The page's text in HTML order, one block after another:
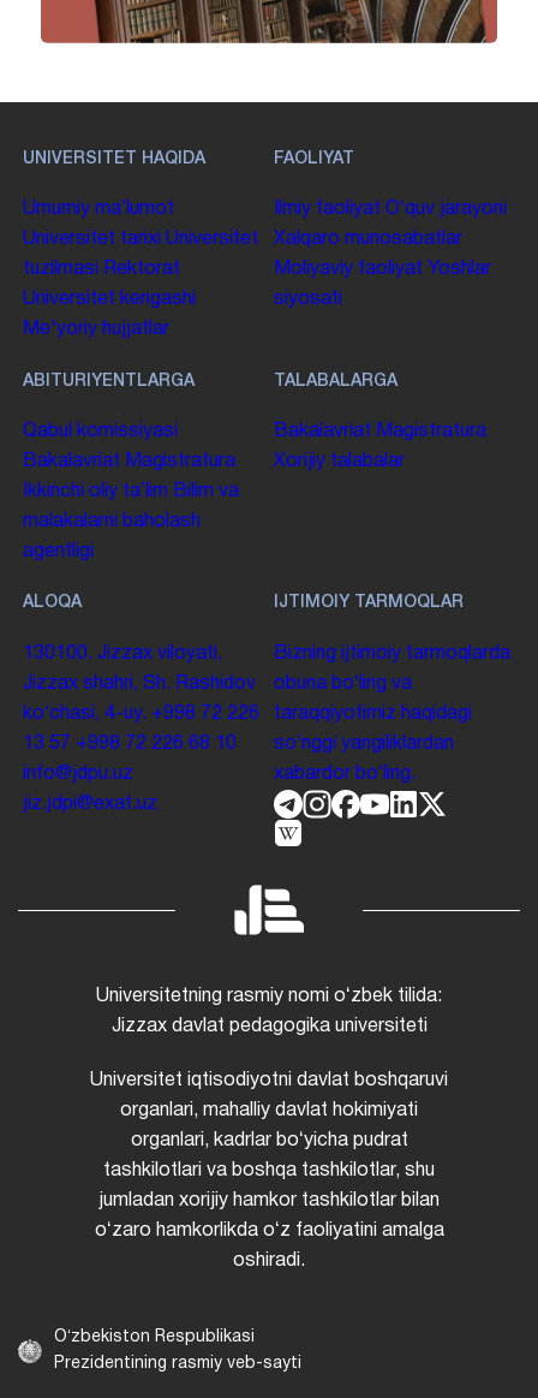
UNIVERSITET HAQIDA
Umumiy maʼlumot
Universitet tarixi Universitet
tuzilmasi
Rektorat
Universitet kengashi
Me'yoriy hujjatlar
FAOLIYAT
Ilmiy faoliyat Oʻquv jarayoni
Xalqaro munosabatlar
Moliyaviy faoliyat Yoshlar
siyosati
ABITURIYENTLARGA
Qabul komissiyasi
Bakalavriat Magistratura
Ikkinchi oliy taʼlim Bilim va
malakalarni baholash
agentligi
TALABALARGA
Bakalavriat Magistratura
Xorijiy talabalar
ALOQA
130100. Jizzax viloyati,
Jizzax shahri, Sh. Rashidov
koʻchasi, 4-uy. +998 72 226
13 57 +998 72 226 68 10
info@jdpu.uz
jiz.jdpi@exat.uz
IJTIMOIY TARMOQLAR
Bizning ijtimoiy tarmoqlarda
obuna boʻling va
taraqqiyotimiz haqidagi
soʻnggi yangiliklardan
xabardor boʻling.
Universitetning rasmiy nomi oʻzbek tilida:
Jizzax davlat pedagogika universiteti
Universitet iqtisodiyotni davlat boshqaruvi
organlari, mahalliy davlat hokimiyati
organlari, kadrlar boʻyicha pudrat
tashkilotlari va boshqa tashkilotlar, shu
jumladan xorijiy hamkor tashkilotlar bilan
oʻzaro hamkorlikda oʻz faoliyatini amalga
oshiradi.
Oʻzbekiston Respublikasi
Prezidentining rasmiy veb-sayti